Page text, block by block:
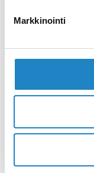
Markkinointi
beers to suit
enjoy the